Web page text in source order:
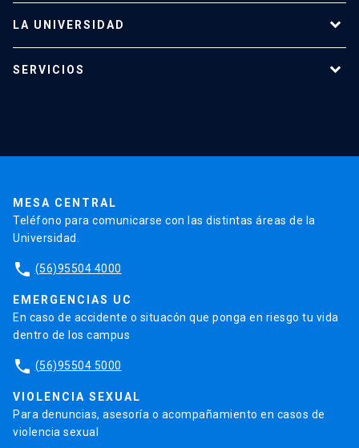
LA UNIVERSIDAD
Investigación
SERVICIOS
MESA CENTRAL
Teléfono para comunicarse con las distintas áreas de la
Universidad.
phone (56)95504 4000
EMERGENCIAS UC
En caso de accidente o situacón que ponga en riesgo tu vida
dentro de los campus
phone (56)95504 5000
VIOLENCIA SEXUAL
Para denuncias, asesoría o acompañamiento en casos de
violencia sexual